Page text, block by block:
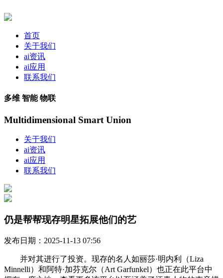
首页
关于我们
ai资讯
ai应用
联系我们
多维 智能 物联
Multidimensional Smart Union
关于我们
ai资讯
ai应用
联系我们
仍是帮帮现存明星拓展他们的艺
发布日期：2025-11-13 07:56
并对其进行了投资。现存的名人如丽莎·明内利（Liza
Minnelli）和阿特·加芬克尔（Art Garfunkel）也正在此平台中